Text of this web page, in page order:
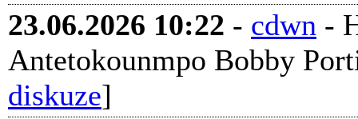
23.06.2026 10:22 - cdwn -
Antetokounmpo Bobby
diskuze]